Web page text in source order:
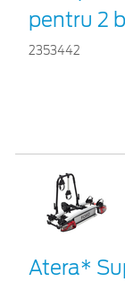
pentru 2
2353442
Atera*